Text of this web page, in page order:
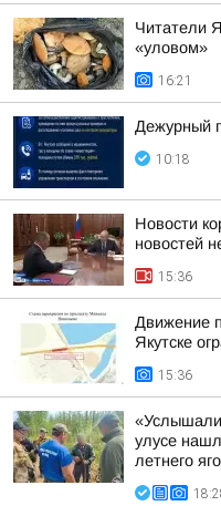
Читатели
«уловом»
16:21
Дежурный
10:18
Новости
новостей
15:36
Движение
Якутске
15:36
«Услышали
улусе
летнего